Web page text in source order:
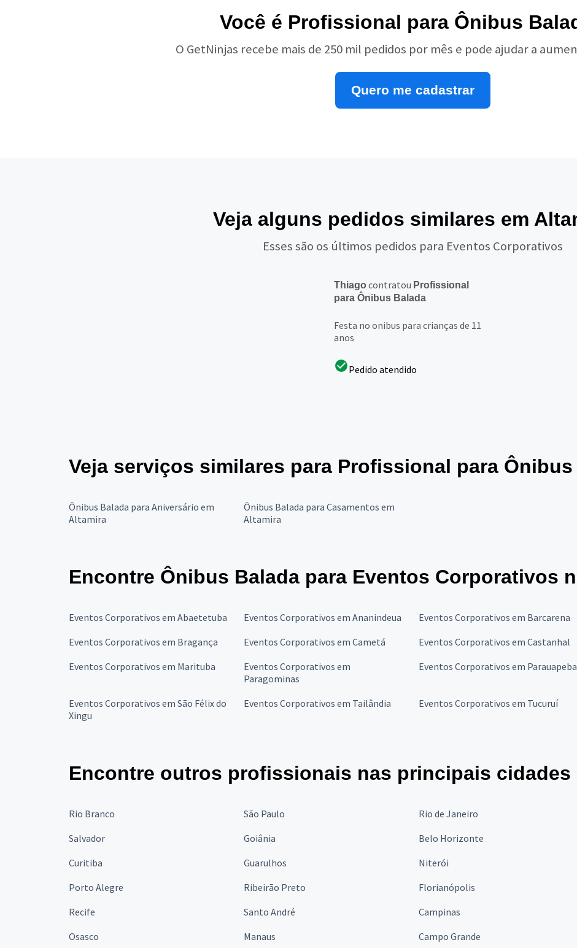
Você é Profissional para Ônibus
O GetNinjas recebe mais de 250 mil pedidos por mês e pode ajudar a
Quero me cadastrar
Veja alguns pedidos similares em
Esses são os últimos pedidos para Eventos Corporativos
Thiago contratou Profissional
para Ônibus Balada
Festa no onibus para crianças de 11
anos
Pedido atendido
Veja serviços similares para Profissional para Ônibus
Ônibus Balada para Aniversário em
Altamira
Ônibus Balada para Casamentos em
Altamira
Encontre Ônibus Balada para Eventos Corporativos
Eventos Corporativos em Abaetetuba Eventos Corporativos em Ananindeua Eventos Corporativos em Barcarena
Eventos Corporativos em Bragança
Eventos Corporativos em Cametá Eventos Corporativos em Castanhal
Eventos Corporativos em Marituba
Eventos Corporativos em
Paragominas
Eventos Corporativos em
Eventos Corporativos em São Félix do
Xingu
Eventos Corporativos em Tailândia Eventos Corporativos em Tucuruí
Encontre outros profissionais nas principais cidades
Rio Branco São Paulo Rio de Janeiro
Salvador
Goiânia Belo Horizonte
Curitiba
Guarulhos Niterói
Porto Alegre
Ribeirão Preto Florianópolis
Recife
Santo André Campinas
Osasco
Manaus Campo Grande